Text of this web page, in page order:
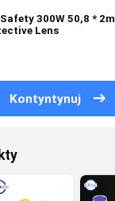
Safety 300W 50,8 *
Lens
Kontyntynuj